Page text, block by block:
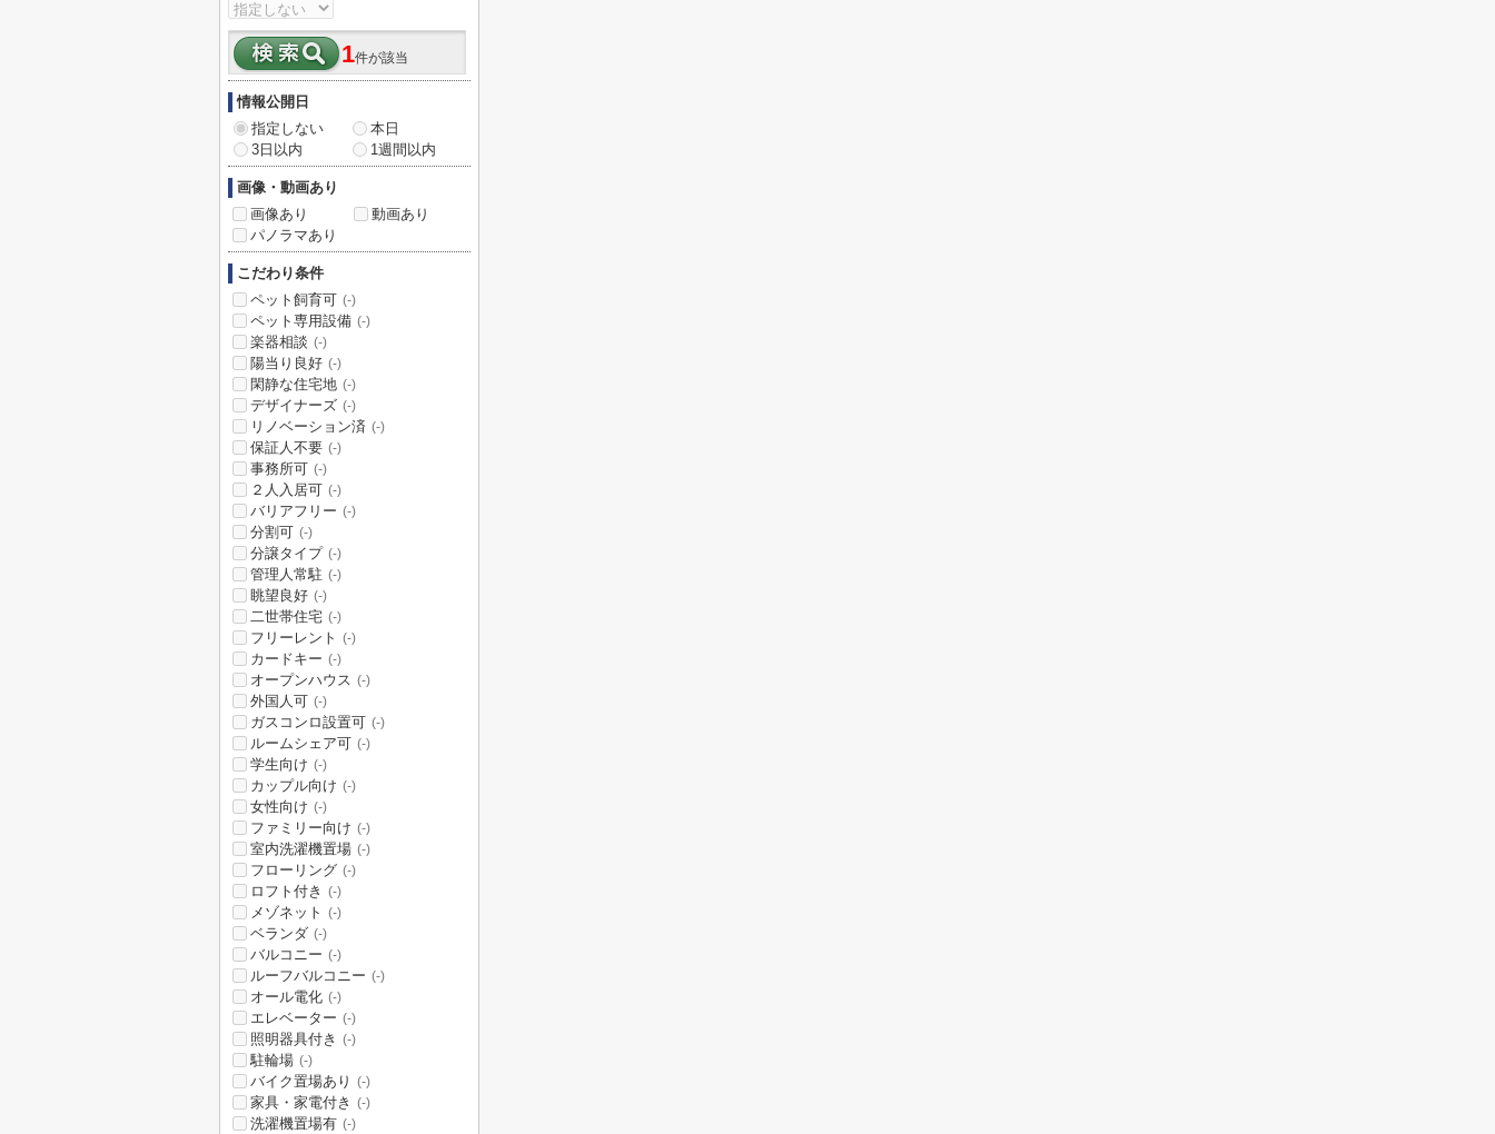
1件が該当
情報公開日
指定しない
本日
3日以内
1週間以内
画像・動画あり
画像あり
動画あり
パノラマあり
こだわり条件
ペット飼育可 (-)
ペット専用設備 (-)
楽器相談 (-)
陽当り良好 (-)
閑静な住宅地 (-)
デザイナーズ (-)
リノベーション済 (-)
保証人不要 (-)
事務所可 (-)
２人入居可 (-)
バリアフリー (-)
分割可 (-)
分譲タイプ (-)
管理人常駐 (-)
眺望良好 (-)
二世帯住宅 (-)
フリーレント (-)
カードキー (-)
オープンハウス (-)
外国人可 (-)
ガスコンロ設置可 (-)
ルームシェア可 (-)
学生向け (-)
カップル向け (-)
女性向け (-)
ファミリー向け (-)
室内洗濯機置場 (-)
フローリング (-)
ロフト付き (-)
メゾネット (-)
ベランダ (-)
バルコニー (-)
ルーフバルコニー (-)
オール電化 (-)
エレベーター (-)
照明器具付き (-)
駐輪場 (-)
バイク置場あり (-)
家具・家電付き (-)
洗濯機置場有 (-)